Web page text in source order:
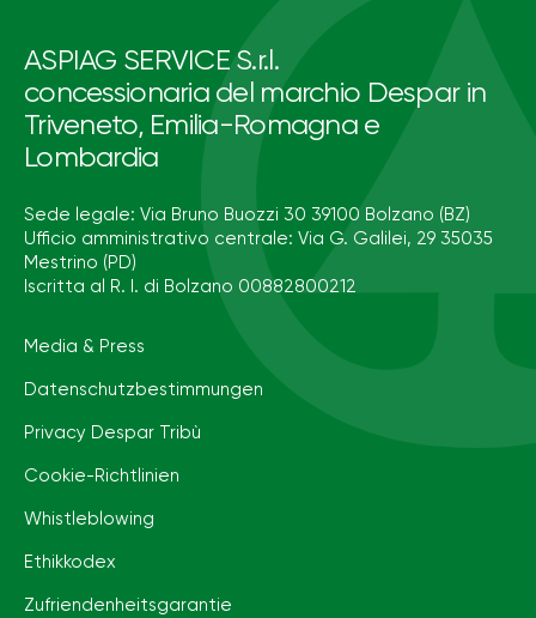
ASPIAG SERVICE S.r.l.
concessionaria del marchio Despar in
Triveneto, Emilia-Romagna e
Lombardia
Sede legale: Via Bruno Buozzi 30 39100 Bolzano (BZ)
Ufficio amministrativo centrale: Via G. Galilei, 29 35035
Mestrino (PD)
Iscritta al R. I. di Bolzano 00882800212
Media & Press
Datenschutzbestimmungen
Privacy Despar Tribù
Cookie-Richtlinien
Whistleblowing
Ethikkodex
Zufriendenheitsgarantie